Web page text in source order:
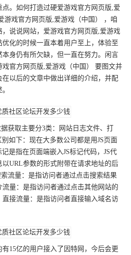
。如何打造过硬爱游戏官方网页版,爱
游戏官方网页版,爱游戏（中国） ，咱
说说网站，爱游戏官方网页版,爱游戏
优化的时候一直本着用户至上，体验至
本身仍有所欠缺，但一直在努力。闲言
官方网页版,爱游戏（中国） 要图文并
以后的文章中做出详细的介绍，并配
获取主要分3类：网站日志文件、打
如下：现在大多数公司都是用JS页面
是指在页面端嵌入JS标记代码，JS代
URL参数的形式附带在请求地址的后
流量：是指访问者通过点击搜索结果
量：是指访问者通过点击其他网站的
接流量：是指访问者直接输入域名访
15亿的用户接入了因特网，今后会更